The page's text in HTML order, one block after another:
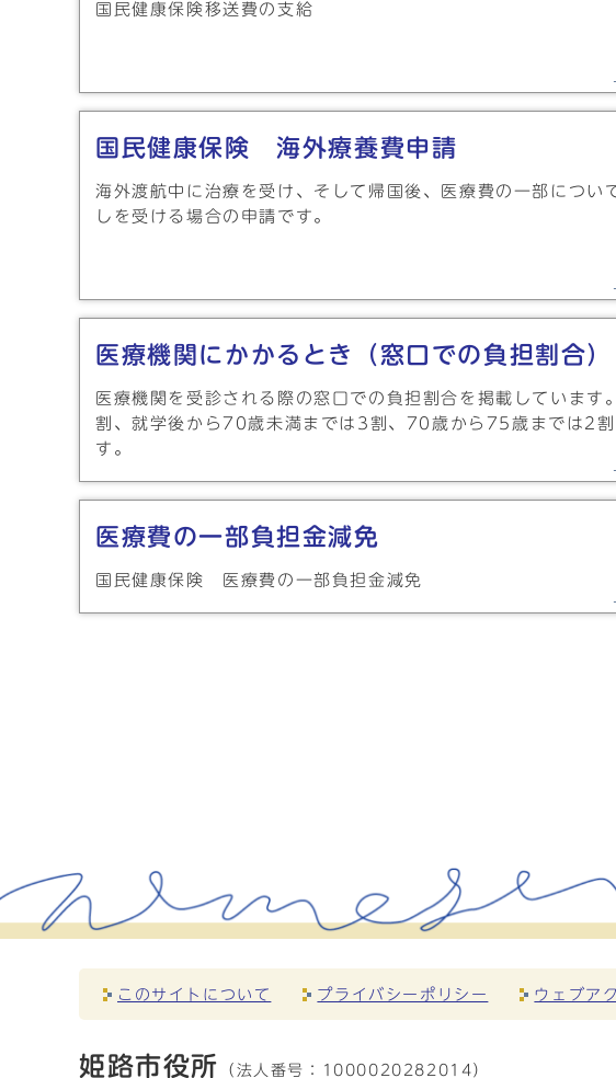
国民健康保険移送費の支給
国民健康保険 海外療養費申請
海外渡航中に治療を受け、そして帰国後、医療費の一部につい
しを受ける場合の申請です。
医療機関にかかるとき（窓口での負担割合）
医療機関を受診される際の窓口での負担割合を掲載しています
割、就学後から70歳未満までは3割、70歳から75歳までは2割
す。
医療費の一部負担金減免
国民健康保険 医療費の一部負担金減免
このサイトについて プライバシーポリシー ウェブア
姫路市役所 （法人番号： 1000020282014）